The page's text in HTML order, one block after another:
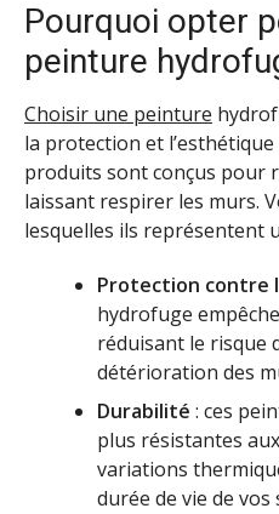
Pourquoi opter
peinture
Choisir une peinture
la protection et
produits sont conçus pour
laissant respirer les murs.
lesquelles ils représentent
Protection contre
hydrofuge
réduisant le risque
détérioration des
Durabilité : ces
plus résistantes
variations
durée de vie de